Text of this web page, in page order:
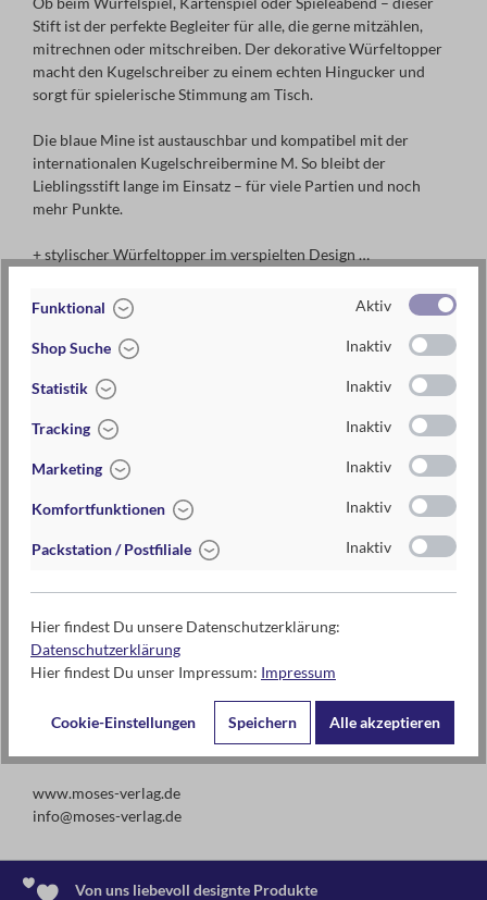
Stift ist der perfekte Begleiter für alle, die gerne mitzählen,
mitrechnen oder mitschreiben. Der dekorative Würfeltopper
macht den Kugelschreiber zu einem echten Hingucker und
sorgt für spielerische Stimmung am Tisch.
Die blaue Mine ist austauschbar und kompatibel mit der
internationalen Kugelschreibermine M. So bleibt der
Lieblingsstift lange im Einsatz – für viele Partien und noch
mehr Punkte.
+ stylischer Würfeltopper im verspielten Design
+ liegt angenehm in der Hand – ideal für Vielspieler*innen
+ das passende Accessoire für Spielefans
Artikel-Nr.:
EAN / ISBN
Warengruppe
Lieferzeit
Preis
Kontaktdaten des Herstellers
Arnoldstr. 13d
www.moses-verlag.de
info@moses-verlag.de
Von uns liebevoll designte Produkte
Funktional Aktiv
Shop Suche Inaktiv
Statistik Inaktiv
Tracking Inaktiv
Marketing Inaktiv
Komfortfunktionen Inaktiv
Packstation / Postfiliale Inaktiv
Hier findest Du unsere Datenschutzerklärung:
Datenschutzerklärung
Hier findest Du unser Impressum: Impressum
Cookie-Einstellungen Speichern Alle akzeptieren